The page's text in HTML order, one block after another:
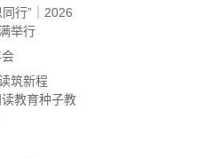
行”｜2026
举行
筑新程
教育种子教